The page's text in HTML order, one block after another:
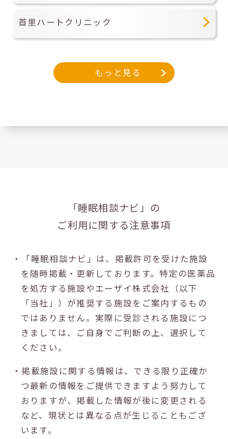
首里ハートクリニック
もっと見る
「睡眠相談ナビ」の
ご利用に関する注意事項
・「睡眠相談ナビ」は、掲載許可を受けた施設
を随時掲載・更新しております。特定の医薬品
を処方する施設やエーザイ株式会社（以下
「当社」）が推奨する施設をご案内するもの
ではありません。実際に受診される施設につ
きましては、ご自身でご判断の上、選択して
ください。
・掲載施設に関する情報は、できる限り正確か
つ最新の情報をご提供できますよう努力して
おりますが、掲載した情報が後に変更される
など、現状とは異なる点が生じることもござ
います。